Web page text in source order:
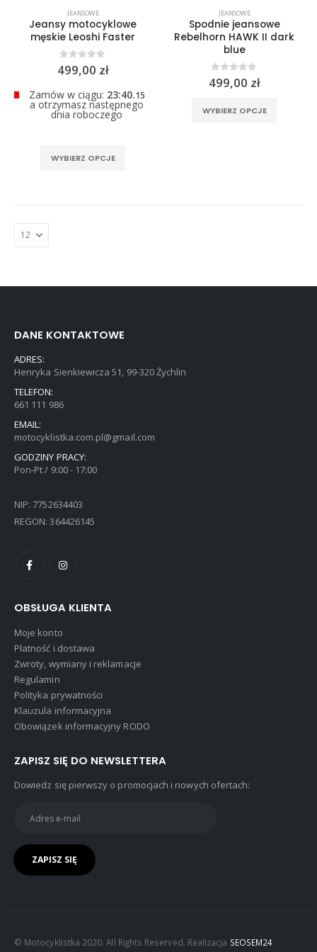
JEANSOWE
Jeansy motocyklowe
męskie Leoshi Faster
0out of 5
499,00 zł
Zamów w ciągu: 23:40.15
a otrzymasz następnego
dnia roboczego
WYBIERZ OPCJE
JEANSOWE
Spodnie jeansowe
Rebelhorn HAWK II dark
blue
0out of 5
499,00 zł
WYBIERZ OPCJE
out of 5
299,00zł
DANE KONTAKTOWE
ADRES:
Henryka Sienkiewicza 51, 99-320 Żychlin
TELEFON:
661 111 986
EMAIL:
motocyklistka.com.pl@gmail.com
GODZINY PRACY:
Pon-Pt / 9:00 - 17:00
NIP: 7752634403
REGON: 364426145
OBSŁUGA KLIENTA
Moje konto
Płatność i dostawa
Zwroty, wymiany i reklamacje
Regulamin
Polityka prywatności
Klauzula informacyjna
Obowiązek informacyjny RODO
ZAPISZ SIĘ DO NEWSLETTERA
Dowiedz się pierwszy o promocjach i nowych ofertach:
© Motocyklistka 2020. All Rights Reserved. Realizacja SEOSEM24